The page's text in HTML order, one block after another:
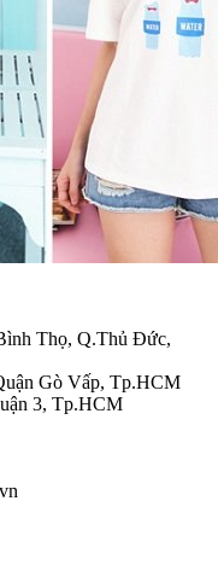
Thọ, Q.Thủ Đức,
Gò Vấp, Tp.HCM
3, Tp.HCM